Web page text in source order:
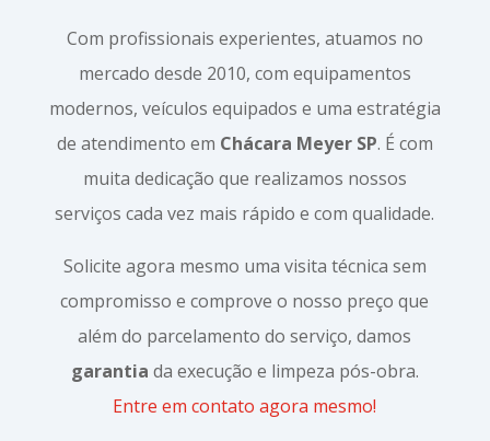
Com profissionais experientes, atuamos no
mercado desde 2010, com equipamentos
modernos, veículos equipados e uma estratégia
de atendimento em Chácara Meyer SP. É com
muita dedicação que realizamos nossos
serviços cada vez mais rápido e com qualidade.
Solicite agora mesmo uma visita técnica sem
compromisso e comprove o nosso preço que
além do parcelamento do serviço, damos
garantia da execução e limpeza pós-obra.
Entre em contato agora mesmo!